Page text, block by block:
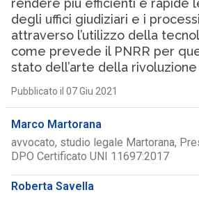
rendere più efficienti e rapide
degli uffici giudiziari e i
attraverso l’utilizzo della
come prevede il PNRR per
stato dell’arte della rivoluzione
Pubblicato il 07 Giu 2021
Marco Martorana
avvocato, studio legale Martorana,
DPO Certificato UNI 11697:2017
Roberta Savella